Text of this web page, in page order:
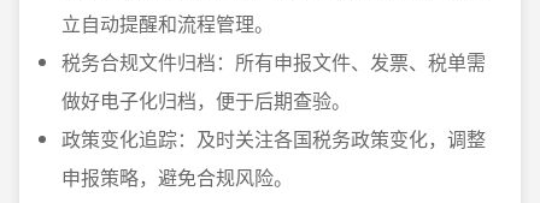
立自动提醒和流程管理。
税务合规文件归档：所有申报文件、发票、税单需
做好电子化归档，便于后期查验。
政策变化追踪：及时关注各国税务政策变化，调整
申报策略，避免合规风险。